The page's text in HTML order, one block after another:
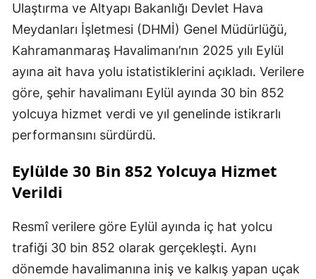
Ulaştırma ve Altyapı Bakanlığı Devlet Hava
Meydanları İşletmesi (DHMİ) Genel Müdürlüğü,
Kahramanmaraş Havalimanı’nın 2025 yılı Eylül
ayına ait hava yolu istatistiklerini açıkladı. Verilere
göre, şehir havalimanı Eylül ayında 30 bin 852
yolcuya hizmet verdi ve yıl genelinde istikrarlı
performansını sürdürdü.
Eylülde 30 Bin 852 Yolcuya Hizmet
Verildi
Resmî verilere göre Eylül ayında iç hat yolcu
trafiği 30 bin 852 olarak gerçekleşti. Aynı
dönemde havalimanına iniş ve kalkış yapan uçak